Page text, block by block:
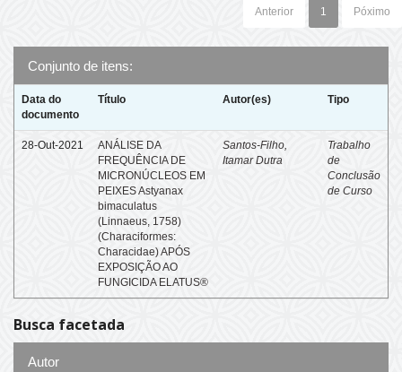
Anterior 1 Póximo
Conjunto de itens:
Data do
documento
Título Autor(es) Tipo
28-Out-2021
ANÁLISE DA
FREQUÊNCIA DE
MICRONÚCLEOS EM
PEIXES Astyanax
bimaculatus
(Linnaeus, 1758)
(Characiformes:
Characidae) APÓS
EXPOSIÇÃO AO
FUNGICIDA ELATUS®
Santos-Filho,
Itamar Dutra
Trabalho
de
Conclusão
de Curso
Busca facetada
Autor